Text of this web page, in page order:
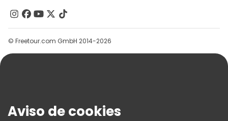
Contacto
Grupos
Ayuda
Términos E Información Legal
© Freetour.com GmbH 2014-2026
Aviso de cookies